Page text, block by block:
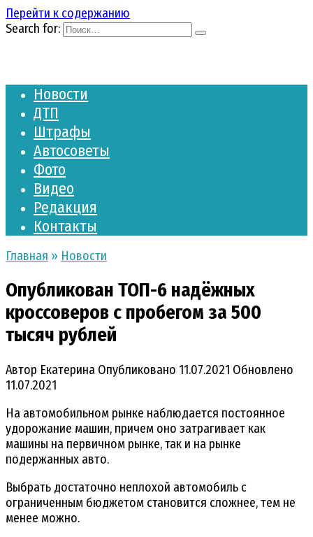
Перейти к содержанию
Search for:
Новости
ДТП
Штрафы
Автосоветы
Фото
Видео
Редакция
Контакты
Главная » Новости
Опубликован ТОП-6 надёжных
кроссоверов с пробегом за 500
тысяч рублей
Автор Екатерина Опубликовано 11.07.2021 Обновлено
11.07.2021
На автомобильном рынке наблюдается постоянное
удорожание машин, причем оно затрагивает как
машины на первичном рынке, так и на рынке
подержанных авто.
Выбрать достаточно неплохой автомобиль с
ограниченным бюджетом становится сложнее, тем не
менее можно.